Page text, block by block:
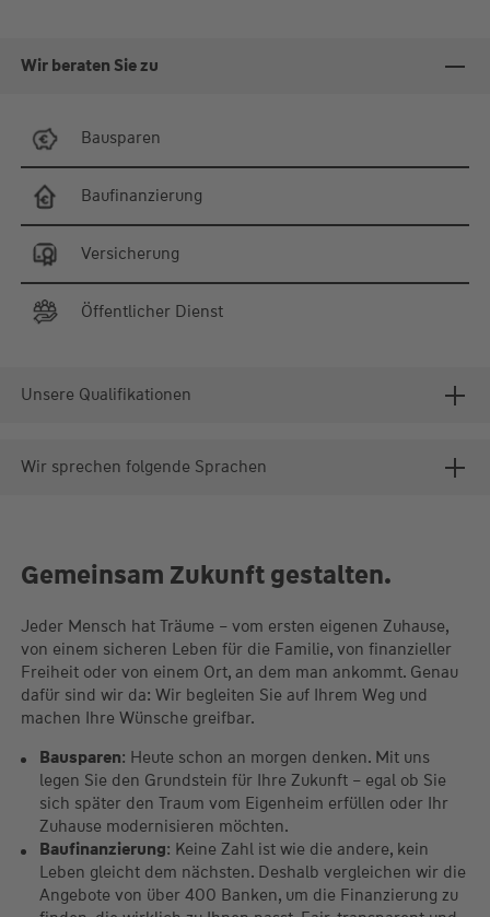
Wir beraten Sie zu
Bausparen
Baufinanzierung
Versicherung
Öffentlicher Dienst
Unsere Qualifikationen
Wir sprechen folgende Sprachen
Gemeinsam Zukunft gestalten.
Jeder Mensch hat Träume – vom ersten eigenen Zuhause,
von einem sicheren Leben für die Familie, von finanzieller
Freiheit oder von einem Ort, an dem man ankommt. Genau
dafür sind wir da: Wir begleiten Sie auf Ihrem Weg und
machen Ihre Wünsche greifbar.
Bausparen: Heute schon an morgen denken. Mit uns
legen Sie den Grundstein für Ihre Zukunft – egal ob Sie
sich später den Traum vom Eigenheim erfüllen oder Ihr
Zuhause modernisieren möchten.
Baufinanzierung: Keine Zahl ist wie die andere, kein
Leben gleicht dem nächsten. Deshalb vergleichen wir die
Angebote von über 400 Banken, um die Finanzierung zu